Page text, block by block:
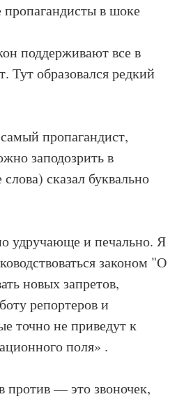
в шоке
поддерживают все в
Тут образовался редкий
пропагандист,
заподозрить в
сказал буквально
удручающе и печально. Я
законом "О
новых запретов,
репортеров и
точно не приведут к
поля» .
против — это звоночек,